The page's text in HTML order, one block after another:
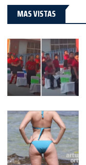
MAS VISTAS